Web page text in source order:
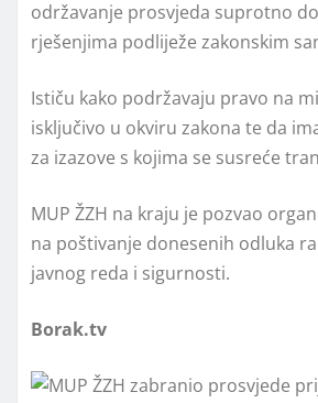
održavanje prosvjeda suprotno
rješenjima podliježe zakonskim
Ističu kako podržavaju pravo na
isključivo u okviru zakona te da
za izazove s kojima se susreće
MUP ŽZH na kraju je pozvao
na poštivanje donesenih odluka
javnog reda i sigurnosti.
Borak.tv